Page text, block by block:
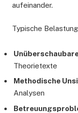
aufeinander.
Typische
Theorietexte
Methodische
Analysen